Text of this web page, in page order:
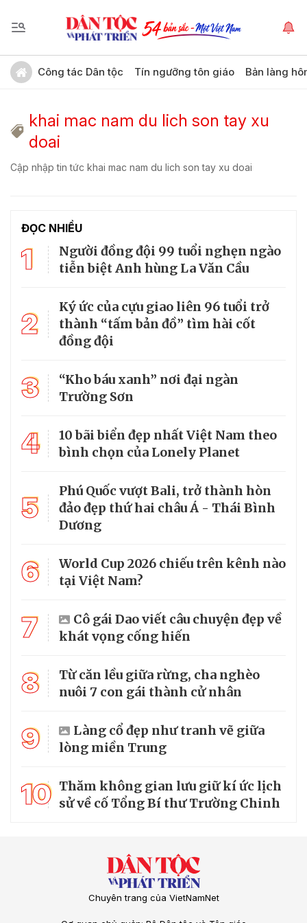
Công tác Dân tộc Tín ngưỡng tôn giáo Bản làng
khai mac nam du lich son tay xu
doai
Cập nhập tin tức khai mac nam du lich son tay xu doai
ĐỌC NHIỀU
1
Người đồng đội 99 tuổi nghẹn ngào
tiễn biệt Anh hùng La Văn Cầu
2
Ký ức của cựu giao liên 96 tuổi trở
thành “tấm bản đồ” tìm hài cốt
đồng đội
3
“Kho báu xanh” nơi đại ngàn
Trường Sơn
4
10 bãi biển đẹp nhất Việt Nam theo
bình chọn của Lonely Planet
5
Phú Quốc vượt Bali, trở thành hòn
đảo đẹp thứ hai châu Á - Thái Bình
Dương
6
World Cup 2026 chiếu trên kênh nào
tại Việt Nam?
7
Cô gái Dao viết câu chuyện đẹp về
khát vọng cống hiến
8
Từ căn lều giữa rừng, cha nghèo
nuôi 7 con gái thành cử nhân
9
Làng cổ đẹp như tranh vẽ giữa
lòng miền Trung
10 Thăm không gian lưu giữ kí ức lịch
sử về cố Tổng Bí thư Trường Chinh
Chuyên trang của VietNamNet